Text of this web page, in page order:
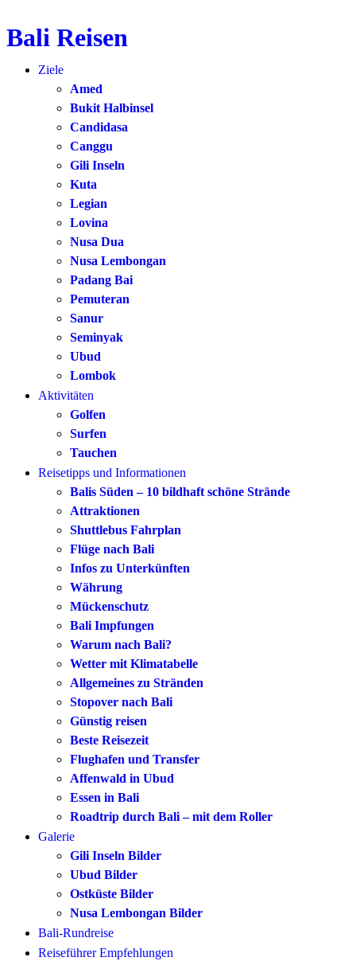
Zum
springen
Bali Reisen
Ziele
Amed
Bukit Halbinsel
Candidasa
Canggu
Gili Inseln
Kuta
Legian
Lovina
Nusa Dua
Nusa Lembongan
Padang Bai
Pemuteran
Sanur
Seminyak
Ubud
Lombok
Aktivitäten
Golfen
Surfen
Tauchen
Reisetipps und Informationen
Balis Süden – 10 bildhaft schöne Strände
Attraktionen
Shuttlebus Fahrplan
Flüge nach Bali
Infos zu Unterkünften
Währung
Mückenschutz
Bali Impfungen
Warum nach Bali?
Wetter mit Klimatabelle
Allgemeines zu Stränden
Stopover nach Bali
Günstig reisen
Beste Reisezeit
Flughafen und Transfer
Affenwald in Ubud
Essen in Bali
Roadtrip durch Bali – mit dem Roller
Galerie
Gili Inseln Bilder
Ubud Bilder
Ostküste Bilder
Nusa Lembongan Bilder
Bali-Rundreise
Reiseführer Empfehlungen